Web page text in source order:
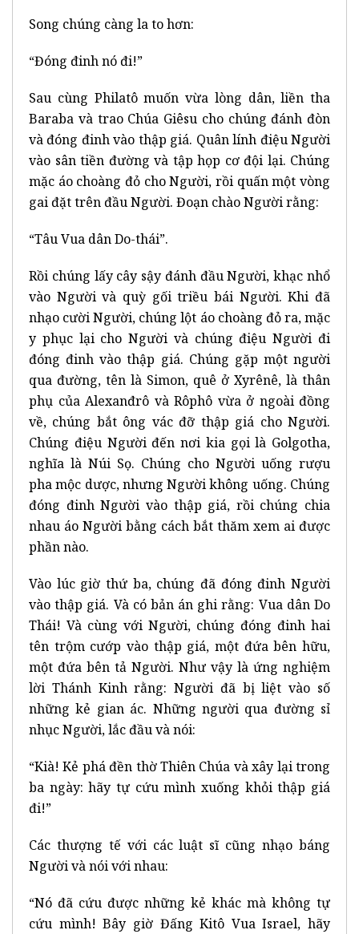
Song chúng càng la to hơn:
“Đóng đinh nó đi!”
Sau cùng Philatô muốn vừa lòng dân, liền tha
Baraba và trao Chúa Giêsu cho chúng đánh đòn
và đóng đinh vào thập giá. Quân lính điệu Người
vào sân tiền đường và tập họp cơ đội lại. Chúng
mặc áo choàng đỏ cho Người, rồi quấn một vòng
gai đặt trên đầu Người. Đoạn chào Người rằng:
“Tâu Vua dân Do-thái”.
Rồi chúng lấy cây sậy đánh đầu Người, khạc nhổ
vào Người và quỳ gối triều bái Người. Khi đã
nhạo cười Người, chúng lột áo choàng đỏ ra, mặc
y phục lại cho Người và chúng điệu Người đi
đóng đinh vào thập giá. Chúng gặp một người
qua đường, tên là Simon, quê ở Xyrênê, là thân
phụ của Alexanđrô và Rôphô vừa ở ngoài đồng
về, chúng bắt ông vác đỡ thập giá cho Người.
Chúng điệu Người đến nơi kia gọi là Golgotha,
nghĩa là Núi Sọ. Chúng cho Người uống rượu
pha mộc dược, nhưng Người không uống. Chúng
đóng đinh Người vào thập giá, rồi chúng chia
nhau áo Người bằng cách bắt thăm xem ai được
phần nào.
Vào lúc giờ thứ ba, chúng đã đóng đinh Người
vào thập giá. Và có bản án ghi rằng: Vua dân Do
Thái! Và cùng với Người, chúng đóng đinh hai
tên trộm cướp vào thập giá, một đứa bên hữu,
một đứa bên tả Người. Như vậy là ứng nghiệm
lời Thánh Kinh rằng: Người đã bị liệt vào số
những kẻ gian ác. Những người qua đường sỉ
nhục Người, lắc đầu và nói:
“Kià! Kẻ phá đền thờ Thiên Chúa và xây lại trong
ba ngày: hãy tự cứu mình xuống khỏi thập giá
đi!”
Các thượng tế với các luật sĩ cũng nhạo báng
Người và nói với nhau:
“Nó đã cứu được những kẻ khác mà không tự
cứu mình! Bây giờ Đấng Kitô Vua Israel, hãy